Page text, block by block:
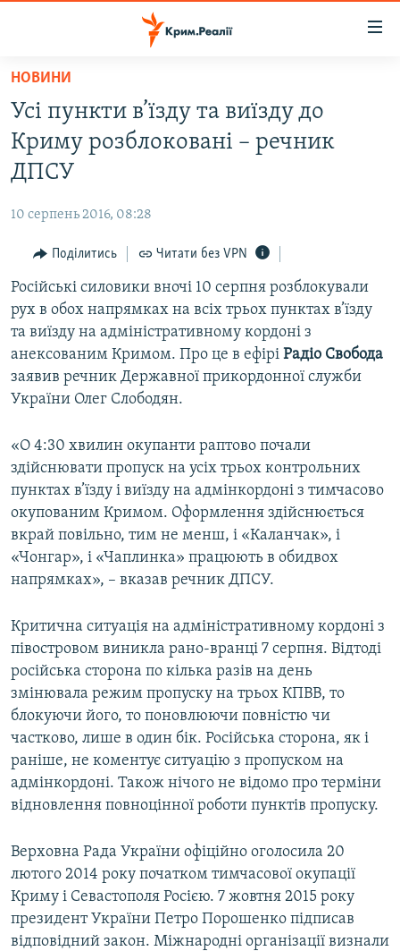
Перейти
основного
матеріалу
Перейти
до
основної
навігації
Перейти
пошуку
ВОДА.КРИМ
ВІДЕО ТА ФОТО
БЛОГИ
ПОГЛЯД
ІНТЕРВ'Ю
ВСЕ ЗА ДЕНЬ
СПЕЦПРОЕКТИ
ДЕПОРТАЦІЯ
СВІДЧЕННЯ ОКУПАЦІЇ
УКРАЇНСЬКА ПРОБЛЕМА КРИМУ
ІНФОГРАФІКА
ЯК ОБІЙТИ БЛОКУВАННЯ
Qırımtatar
ДОЛУЧАЙСЯ!
НОВИНИ
Усі пункти в’їзду та виїзду до
Криму розблоковані – речник
ДПСУ
10 серпень 2016, 08:28
Поділитись Читати без VPN
Російські силовики вночі 10 серпня розблокували
рух в обох напрямках на всіх трьох пунктах в’їзду
та виїзду на адміністративному кордоні з
анексованим Кримом. Про це в ефірі Радіо Свобода
заявив речник Державної прикордонної служби
України Олег Слободян.
«О 4:30 хвилин окупанти раптово почали
здійснювати пропуск на усіх трьох контрольних
пунктах в’їзду і виїзду на адмінкордоні з тимчасово
окупованим Кримом. Оформлення здійснюється
вкрай повільно, тим не менш, і «Каланчак», і
«Чонгар», і «Чаплинка» працюють в обидвох
напрямках», – вказав речник ДПСУ.
Критична ситуація на адміністративному кордоні з
півостровом виникла рано-вранці 7 серпня. Відтоді
російська сторона по кілька разів на день
змінювала режим пропуску на трьох КПВВ, то
блокуючи його, то поновлюючи повністю чи
частково, лише в один бік. Російська сторона, як і
раніше, не коментує ситуацію з пропуском на
адмінкордоні. Також нічого не відомо про терміни
відновлення повноцінної роботи пунктів пропуску.
Верховна Рада України офіційно оголосила 20
лютого 2014 року початком тимчасової окупації
Криму і Севастополя Росією. 7 жовтня 2015 року
президент України Петро Порошенко підписав
відповідний закон. Міжнародні організації визнали